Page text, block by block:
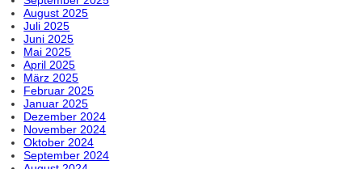
August 2025
Juli 2025
Juni 2025
Mai 2025
April 2025
März 2025
Februar 2025
Januar 2025
Dezember 2024
November 2024
Oktober 2024
September 2024